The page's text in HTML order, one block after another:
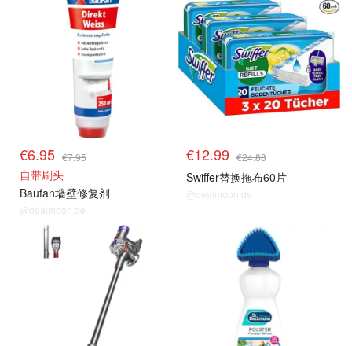
€6.95 €7.95
自带刷头
Baufan墙壁修复剂
@dealmoon.de
€12.99 €24.88
Swiffer替换拖布60片
@dealmoon.de